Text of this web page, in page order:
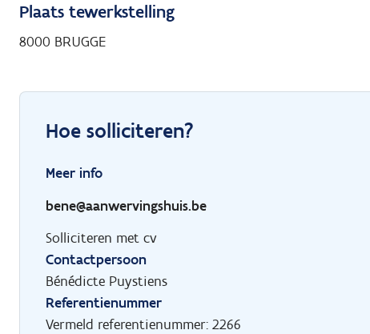
Plaats tewerkstelling
8000 BRUGGE
Hoe solliciteren?
Meer info
bene@aanwervingshuis.be
Solliciteren met cv
Contactpersoon
Bénédicte Puystiens
Referentienummer
Vermeld referentienummer: 2266